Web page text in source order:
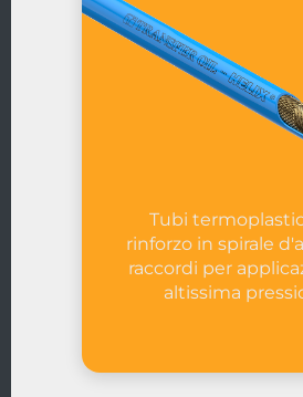
Tubi
rinforzo in spirale
raccordi per
altissima